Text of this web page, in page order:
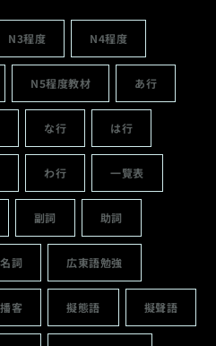
N3程度 N4程度
N5程度教材 あ行
な行 は行
わ行 一覽表
副詞 助詞
名詞 広東語勉強
播客 擬態語 擬聲語